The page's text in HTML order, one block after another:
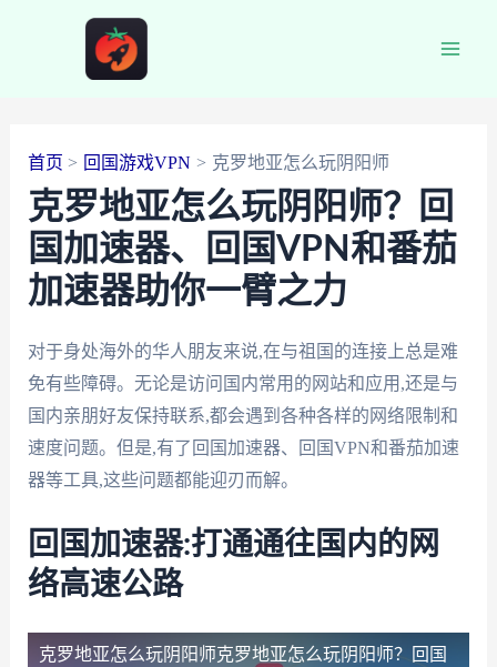
首页 回国游戏VPN 克罗地亚怎么玩阴阳师
克罗地亚怎么玩阴阳师？回
国加速器、回国VPN和番茄
加速器助你一臂之力
对于身处海外的华人朋友来说,在与祖国的连接上总是难
免有些障碍。无论是访问国内常用的网站和应用,还是与
国内亲朋好友保持联系,都会遇到各种各样的网络限制和
速度问题。但是,有了回国加速器、回国VPN和番茄加速
器等工具,这些问题都能迎刃而解。
回国加速器:打通通往国内的网
络高速公路
克罗地亚怎么玩阴阳师克罗地亚怎么玩阴阳师？回国